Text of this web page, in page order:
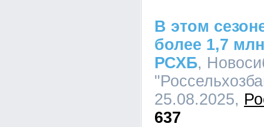
В этом
более 1,7
РСХБ,
25.08.2025,
637